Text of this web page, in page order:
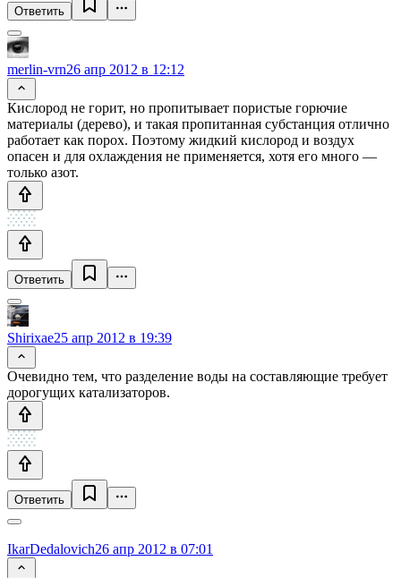
Ответить
merlin-vrn26 апр 2012 в 12:12
Кислород не горит, но пропитывает пористые горючие
материалы (дерево), и такая пропитанная субстанция отлично
работает как порох. Поэтому жидкий кислород и воздух
опасен и для охлаждения не применяется, хотя его много —
только азот.
Ответить
Shirixae25 апр 2012 в 19:39
Очевидно тем, что разделение воды на составляющие требует
дорогущих катализаторов.
Ответить
IkarDedalovich26 апр 2012 в 07:01